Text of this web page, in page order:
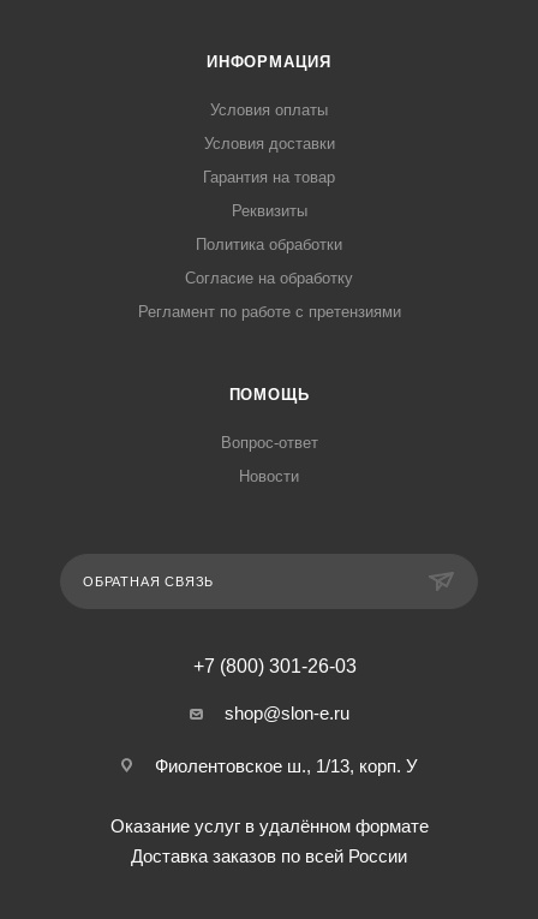
ИНФОРМАЦИЯ
Условия оплаты
Условия доставки
Гарантия на товар
Реквизиты
Политика обработки
Согласие на обработку
Регламент по работе с претензиями
ПОМОЩЬ
Вопрос-ответ
Новости
ОБРАТНАЯ СВЯЗЬ
+7 (800) 301-26-03
shop@slon-e.ru
Фиолентовское ш., 1/13, корп. У
Оказание услуг в удалённом формате
Доставка заказов по всей России